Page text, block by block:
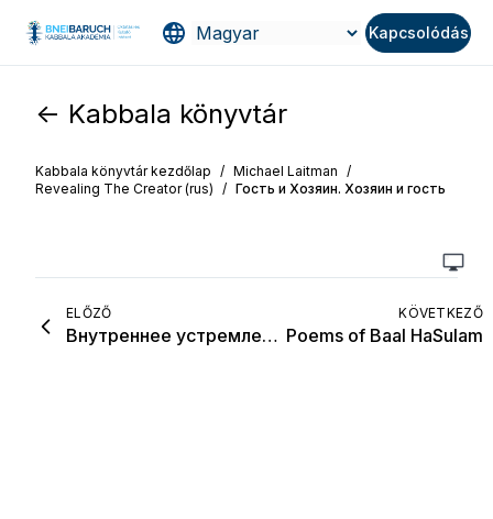
Kapcsolódás
<- Kabbala könyvtár
Kabbala könyvtár kezdőlap / Michael Laitman /
Revealing The Creator (rus) / Гость и Хозяин. Хозяин и гость
ELŐZŐ
Внутреннее устремление в изучении каббалы
KÖVETKEZŐ
Poems of Baal HaSulam